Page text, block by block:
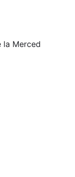
la Merced